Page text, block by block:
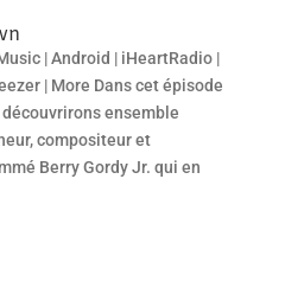
| Android | iHeartRadio |
| More Dans cet épisode
ensemble
compositeur et
Berry Gordy Jr. qui en